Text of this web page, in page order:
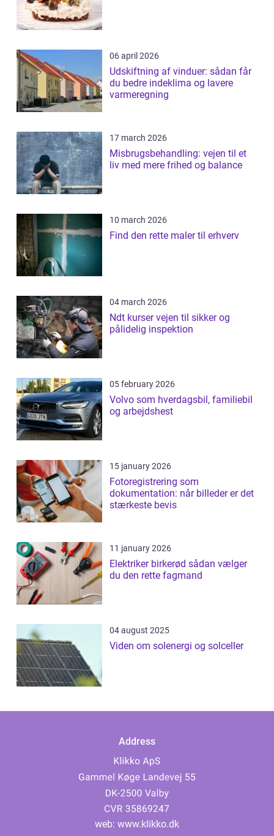
06 april 2026
Udskiftning af vinduer: sådan får
du bedre indeklima og lavere
varmeregning
17 march 2026
Misbrugsbehandling: vejen til et
liv med mere frihed og balance
10 march 2026
Find den rette maler til erhverv
04 march 2026
Ndt kurser vejen til sikker og
pålidelig inspektion
05 february 2026
Volvo som hverdagsbil, familiebil
og arbejdshest
15 january 2026
Fotoregistrering som
dokumentation: når billeder er det
stærkeste bevis
11 january 2026
Elektriker birkerød sådan vælger
du den rette fagmand
04 august 2025
Viden om solenergi og solceller
Address
web: www.klikko.dk